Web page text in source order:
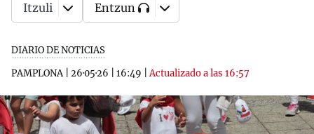
DIARIO DE NOTICIAS
PAMPLONA| 26·05·26 16:49 |Actualizado a las 16:57
Itzuli Entzun